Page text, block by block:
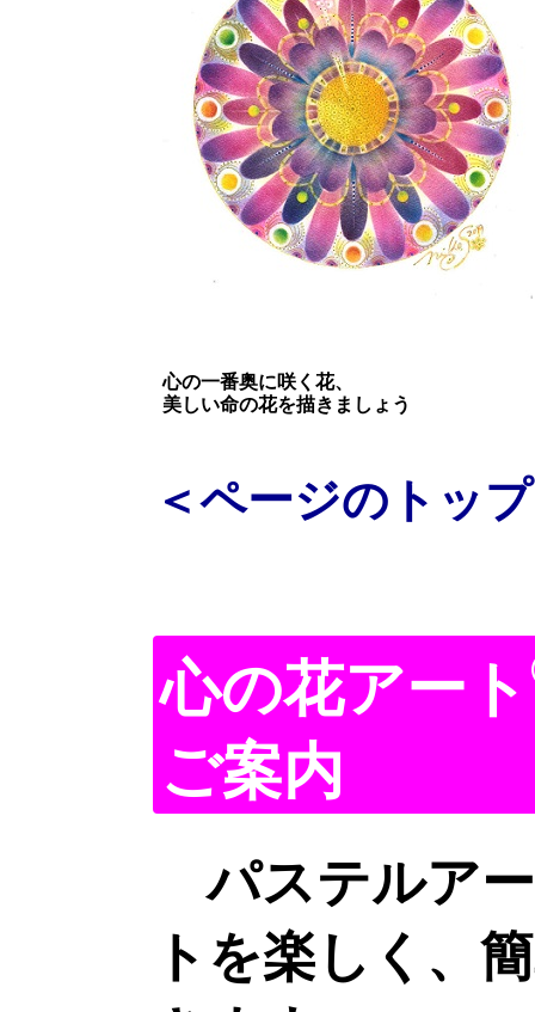
心の一番奥に咲く花、
美しい命の花を描きましょう
＜ページのトッ
心の花アート
ご案内
パステルア
トを楽しく、